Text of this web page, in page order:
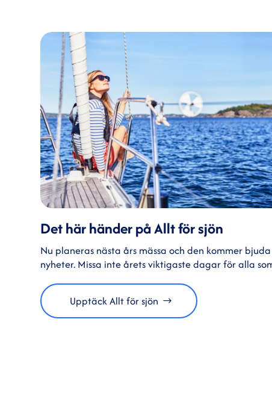
Det här händer på Allt för sjön
Nu planeras nästa års mässa och den kommer
nyheter. Missa inte årets viktigaste dagar för alla
Upptäck Allt för sjön